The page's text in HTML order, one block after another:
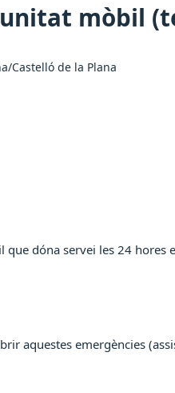
mòbil
Castelló de la Plana
dóna servei les 24
aquestes emergències